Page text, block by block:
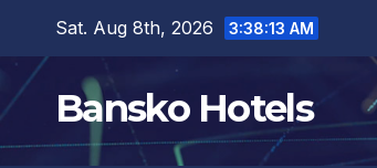
content
Sat. Aug 8th, 2026 3:38:15 AM
Bansko Hotels